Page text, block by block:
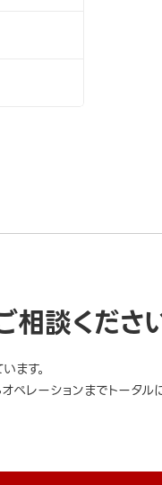
談くださ
ます。
レーションまでトータル